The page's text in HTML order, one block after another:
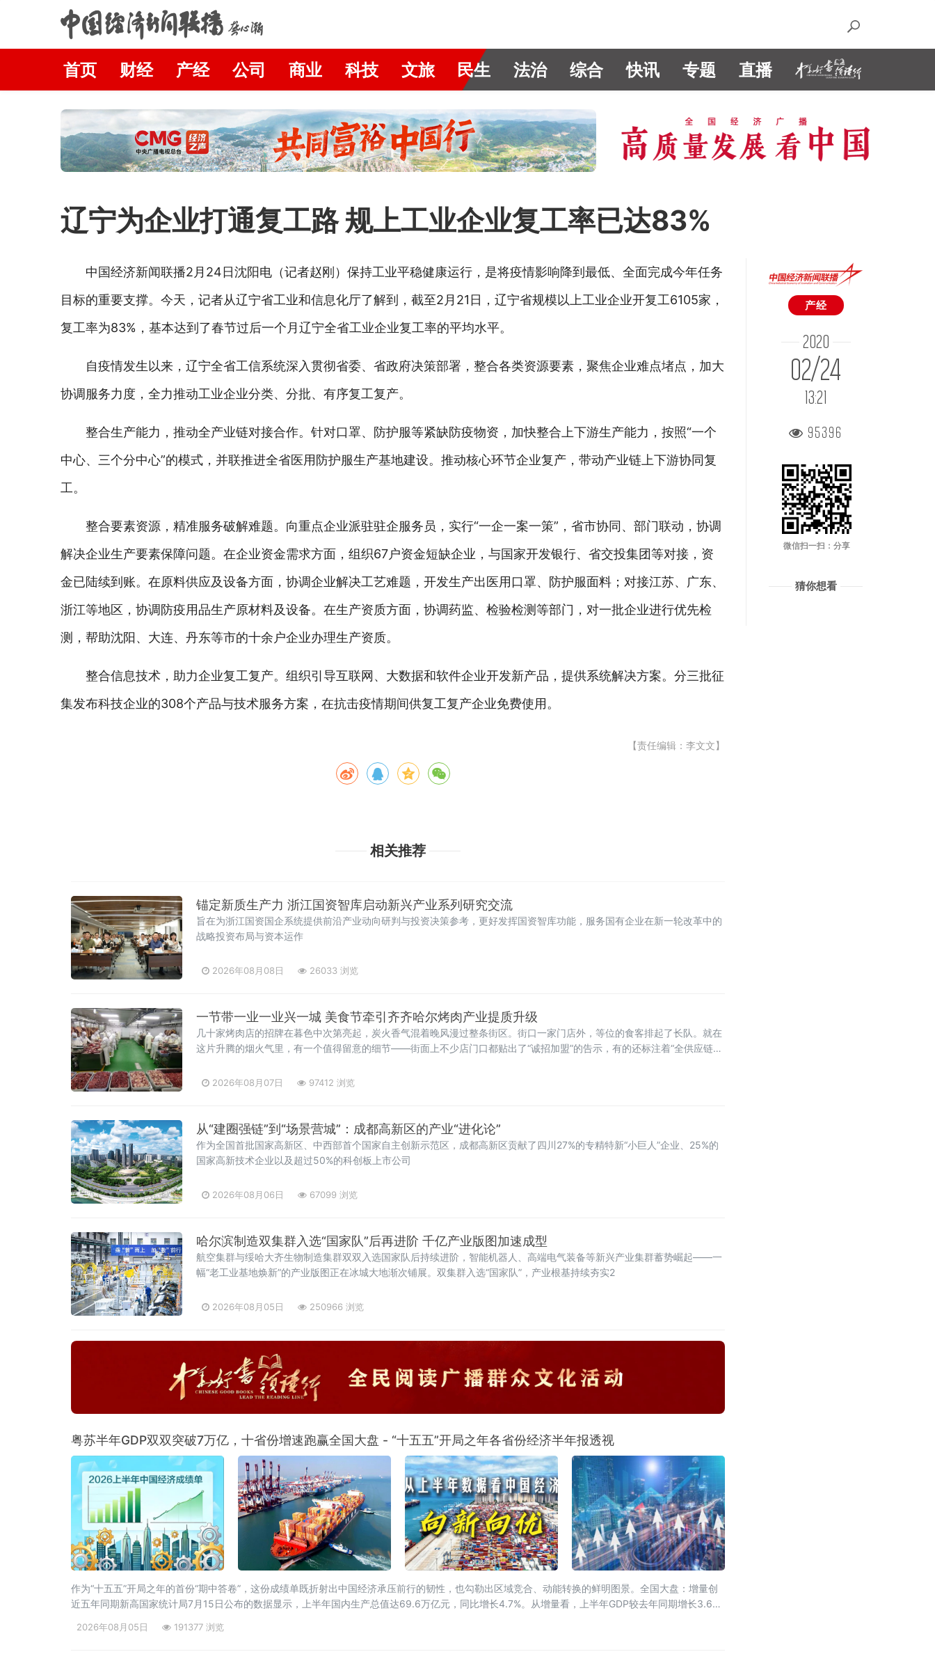
首页 财经 产经 公司 商业 科技 文旅 民生 法治 综合 快讯 专题 直播
辽宁为企业打通复工路 规上工业企业复工率已达83%
中国经济新闻联播2月24日沈阳电（记者赵刚）保持工业平稳健康运行，是将疫情影响降到最低、全面完成今年任务
目标的重要支撑。今天，记者从辽宁省工业和信息化厅了解到，截至2月21日，辽宁省规模以上工业企业开复工6105家，
复工率为83%，基本达到了春节过后一个月辽宁全省工业企业复工率的平均水平。
自疫情发生以来，辽宁全省工信系统深入贯彻省委、省政府决策部署，整合各类资源要素，聚焦企业难点堵点，加大
协调服务力度，全力推动工业企业分类、分批、有序复工复产。
整合生产能力，推动全产业链对接合作。针对口罩、防护服等紧缺防疫物资，加快整合上下游生产能力，按照“一个
中心、三个分中心”的模式，并联推进全省医用防护服生产基地建设。推动核心环节企业复产，带动产业链上下游协同复
工。
整合要素资源，精准服务破解难题。向重点企业派驻驻企服务员，实行“一企一案一策”，省市协同、部门联动，协调
解决企业生产要素保障问题。在企业资金需求方面，组织67户资金短缺企业，与国家开发银行、省交投集团等对接，资
金已陆续到账。在原料供应及设备方面，协调企业解决工艺难题，开发生产出医用口罩、防护服面料；对接江苏、广东、
浙江等地区，协调防疫用品生产原材料及设备。在生产资质方面，协调药监、检验检测等部门，对一批企业进行优先检
测，帮助沈阳、大连、丹东等市的十余户企业办理生产资质。
整合信息技术，助力企业复工复产。组织引导互联网、大数据和软件企业开发新产品，提供系统解决方案。分三批征
集发布科技企业的308个产品与技术服务方案，在抗击疫情期间供复工复产企业免费使用。
【责任编辑：李文文】
相关推荐
锚定新质生产力 浙江国资智库启动新兴产业系列研究交流
旨在为浙江国资国企系统提供前沿产业动向研判与投资决策参考，更好发挥国资智库功能，服务国有企业在新一轮改革中的
战略投资布局与资本运作
2026年08月08日 26033 浏览
一节带一业一业兴一城 美食节牵引齐齐哈尔烤肉产业提质升级
几十家烤肉店的招牌在暮色中次第亮起，炭火香气混着晚风漫过整条街区。街口一家门店外，等位的食客排起了长队。就在
这片升腾的烟火气里，有一个值得留意的细节——街面上不少店门口都贴出了“诚招加盟”的告示，有的还标注着“全供应链配
2026年08月07日 97412 浏览
从“建圈强链”到“场景营城”：成都高新区的产业“进化论”
作为全国首批国家高新区、中西部首个国家自主创新示范区，成都高新区贡献了四川27%的专精特新“小巨人”企业、25%的
国家高新技术企业以及超过50%的科创板上市公司
2026年08月06日 67099 浏览
哈尔滨制造双集群入选“国家队”后再进阶 千亿产业版图加速成型
航空集群与绥哈大齐生物制造集群双双入选国家队后持续进阶，智能机器人、高端电气装备等新兴产业集群蓄势崛起——一
幅“老工业基地焕新”的产业版图正在冰城大地渐次铺展。双集群入选“国家队”，产业根基持续夯实2
2026年08月05日 250966 浏览
粤苏半年GDP双双突破7万亿，十省份增速跑赢全国大盘 - “十五五”开局之年各省份经济半年报透视
作为“十五五”开局之年的首份“期中答卷”，这份成绩单既折射出中国经济承压前行的韧性，也勾勒出区域竞合、动能转换的鲜明图景。全国大盘：增量创
近五年同期新高国家统计局7月15日公布的数据显示，上半年国内生产总值达69.6万亿元，同比增长4.7%。从增量看，上半年GDP较去年同期增长3.6万
2026年08月05日 191377 浏览
产经
2020
02/24
13:21
95396
微信扫一扫：分享
猜你想看